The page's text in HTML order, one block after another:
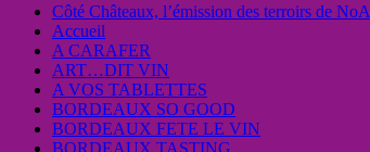
Côté Châteaux, l’émission des terroirs de NoA
Accueil
A CARAFER
ART…DIT VIN
A VOS TABLETTES
BORDEAUX SO GOOD
BORDEAUX FETE LE VIN
BORDEAUX TASTING